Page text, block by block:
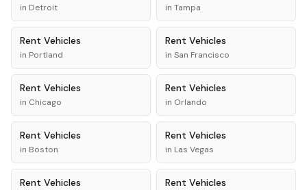
in Detroit in Tampa
Rent Vehicles
in Portland
Rent Vehicles
in San Francisco
Rent Vehicles
in Chicago
Rent Vehicles
in Orlando
Rent Vehicles
in Boston
Rent Vehicles
in Las Vegas
Rent Vehicles Rent Vehicles